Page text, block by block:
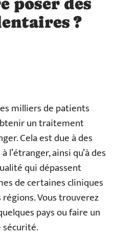
?
milliers de patients
un traitement
Cela est due à des
l’étranger, ainsi qu’à des
qui dépassent
de certaines cliniques
Vous trouverez
pays ou faire un
sécurité.